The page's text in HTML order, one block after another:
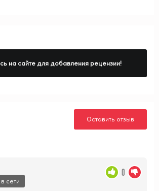
на сайте для добавления рецензии!
Оставить отзыв
сети
0